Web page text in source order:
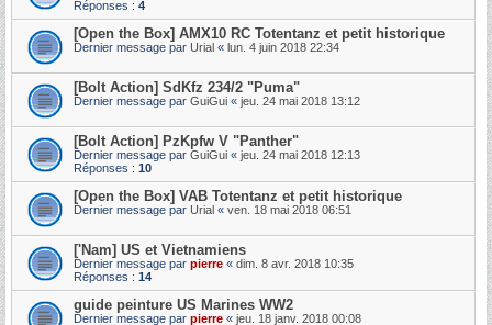
Réponses : 4
[Open the Box] AMX10 RC Totentanz et petit historique
Dernier message par Urial « lun. 4 juin 2018 22:34
[Bolt Action] SdKfz 234/2 "Puma"
Dernier message par GuiGui « jeu. 24 mai 2018 13:12
[Bolt Action] PzKpfw V "Panther"
Dernier message par GuiGui « jeu. 24 mai 2018 12:13
Réponses : 10
[Open the Box] VAB Totentanz et petit historique
Dernier message par Urial « ven. 18 mai 2018 06:51
['Nam] US et Vietnamiens
Dernier message par pierre « dim. 8 avr. 2018 10:35
Réponses : 14
guide peinture US Marines WW2
Dernier message par pierre « jeu. 18 janv. 2018 00:08